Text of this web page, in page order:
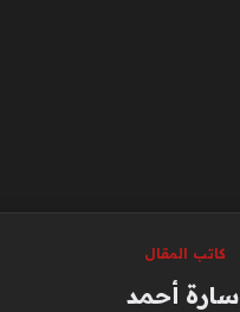
كاتب المقال
سارة أحمد